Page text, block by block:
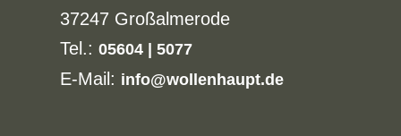
37247 Großalmerode
Tel.: 05604 | 5077
E-Mail: info@wollenhaupt.de